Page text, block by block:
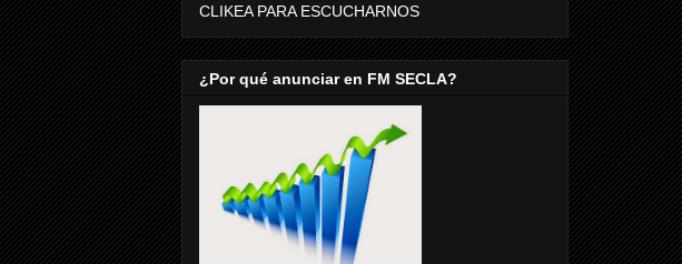
CLIKEA PARA ESCUCHARNOS
¿Por qué anunciar en FM SECLA?